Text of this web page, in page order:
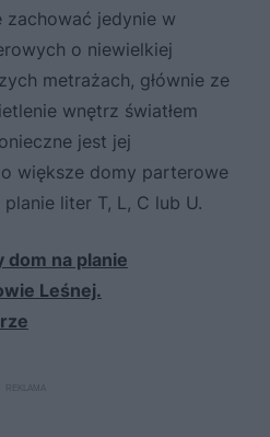
zachować jedynie w
o niewielkiej
metrażach, głównie ze
wnętrz światłem
jest jej
większe domy parterowe
liter T, L, C lub U.
dom na planie
Leśnej.